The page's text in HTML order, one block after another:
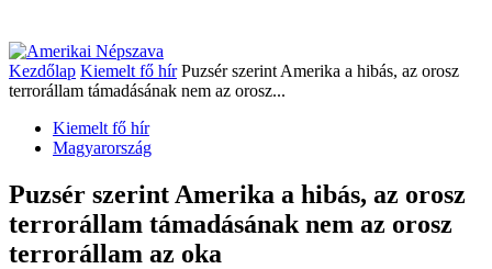
Kezdőlap Kiemelt fő hír Puzsér szerint Amerika a hibás, az orosz
terrorállam támadásának nem az orosz...
Kiemelt fő hír
Magyarország
Puzsér szerint Amerika a hibás, az orosz
terrorállam támadásának nem az orosz
terrorállam az oka